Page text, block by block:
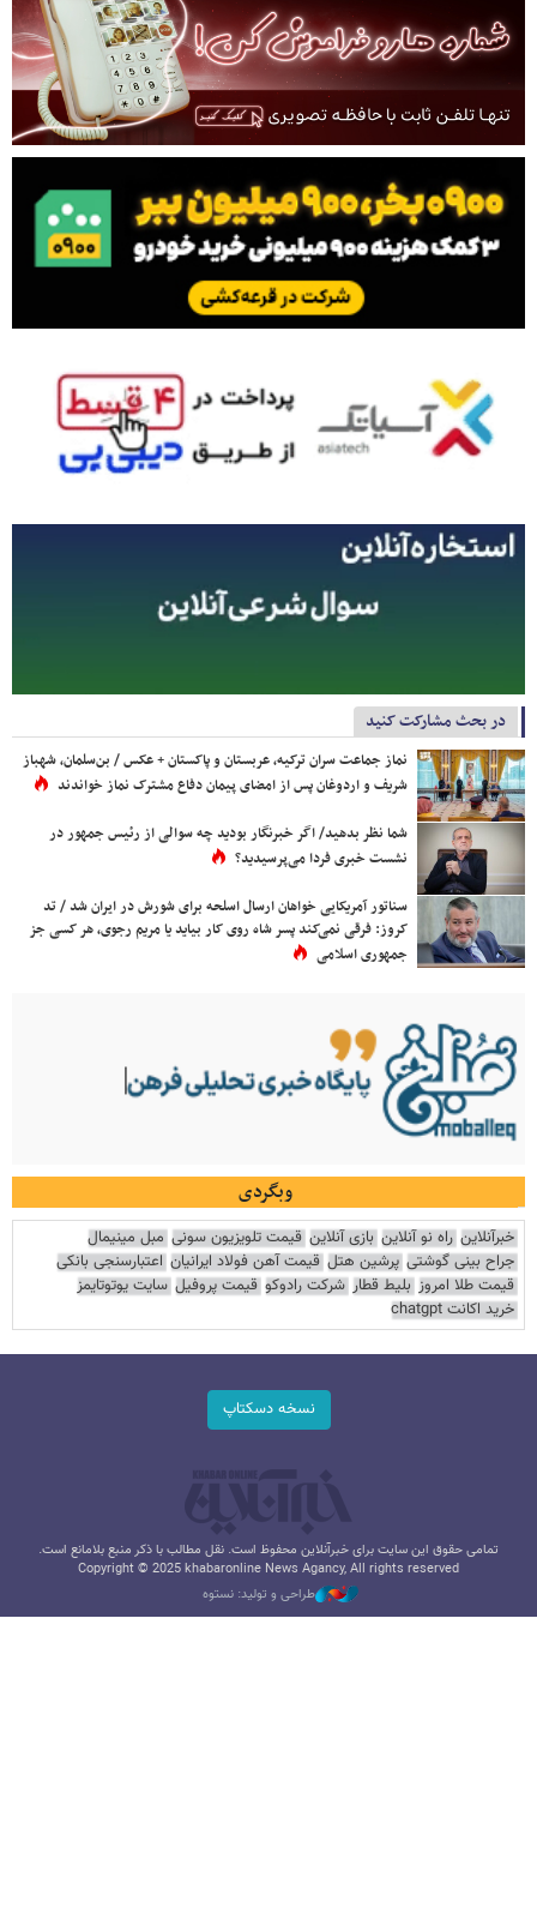
در بحث مشارکت کنید
نماز جماعت سران ترکیه، عربستان و پاکستان + عکس / بن‌سلمان، شهباز
شریف و اردوغان پس از امضای پیمان دفاع مشترک نماز خواندند
شما نظر بدهید/ اگر خبرنگار بودید چه سوالی از رئیس جمهور در
نشست خبری فردا می‌پرسیدید؟
سناتور آمریکایی خواهان ارسال اسلحه برای شورش در ایران شد / تد
کروز: فرقی نمی‌کند پسر شاه روی کار بیاید یا مریم رجوی، هر کسی جز
جمهوری اسلامی
وبگردی
خبرآنلاین راه نو آنلاین بازی آنلاین قیمت تلویزیون سونی مبل مینیمال
جراح بینی گوشتی پرشین هتل قیمت آهن فولاد ایرانیان اعتبارسنجی بانکی
قیمت طلا امروز بلیط قطار شرکت رادوکو قیمت پروفیل سایت یوتوتایمز
خرید اکانت chatgpt
نسخه دسکتاپ
تمامی حقوق این سایت برای خبرآنلاین محفوظ است. نقل مطالب با ذکر منبع بلامانع است.
Copyright © 2025 khabaronline News Agancy, All rights reserved
طراحی و تولید: نستوه